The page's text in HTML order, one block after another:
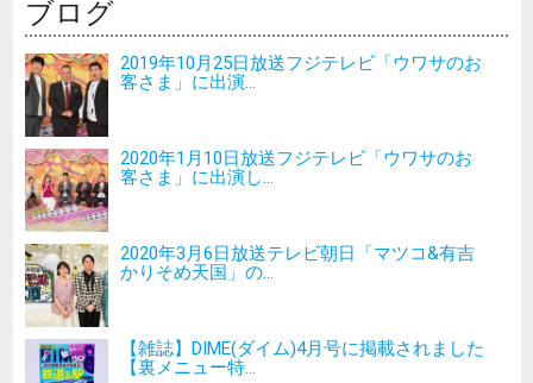
ブログ
2019年10月25日放送フジテレビ「ウワサのお
客さま」に出演...
2020年1月10日放送フジテレビ「ウワサのお
客さま」に出演し...
2020年3月6日放送テレビ朝日「マツコ&有吉
かりそめ天国」の...
【雑誌】DIME(ダイム)4月号に掲載されました
【裏メニュー特...